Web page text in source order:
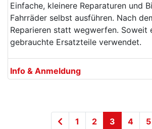
Einfache, kleinere Reparaturen und
Fahrräder selbst ausführen. Nach
Reparieren statt wegwerfen. Soweit
gebrauchte Ersatzteile verwendet.
Info & Anmeldung
1 2 3 4 5